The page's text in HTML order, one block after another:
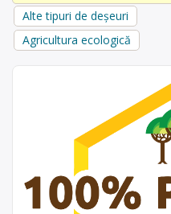
Alte tipuri de deșeuri
Agricultura ecologică